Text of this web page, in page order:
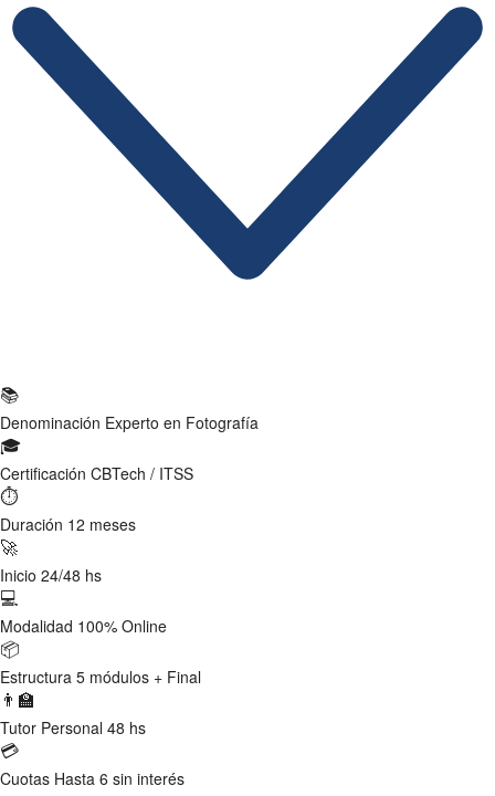
📚
Denominación Experto en Fotografía
🎓
Certificación CBTech / ITSS
⏱
Duración 12 meses
🚀
Inicio 24/48 hs
💻
Modalidad 100% Online
📦
Estructura 5 módulos + Final
👨‍🏫
Tutor Personal 48 hs
💳
Cuotas Hasta 6 sin interés